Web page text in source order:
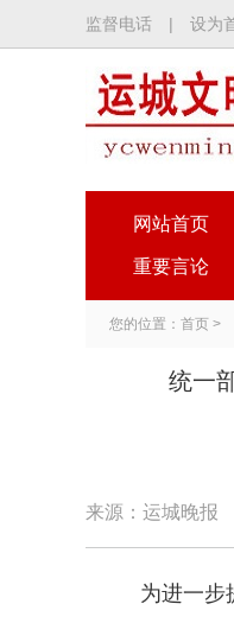
监督电话 | 设为
网站首页
重要言论
您的位置： 首页 >
统一
来源：运城晚报
为进一步